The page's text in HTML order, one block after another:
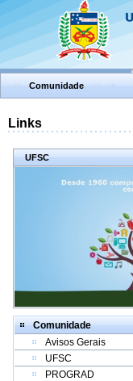
Comunidade
Links
UFSC
Comunidade
Avisos Gerais
UFSC
PROGRAD